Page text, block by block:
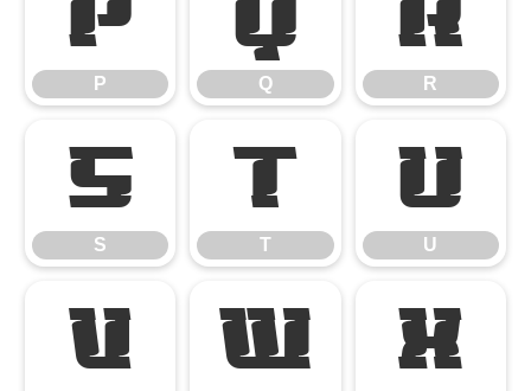
P Q R
S
S
T
T
U
U
V W X